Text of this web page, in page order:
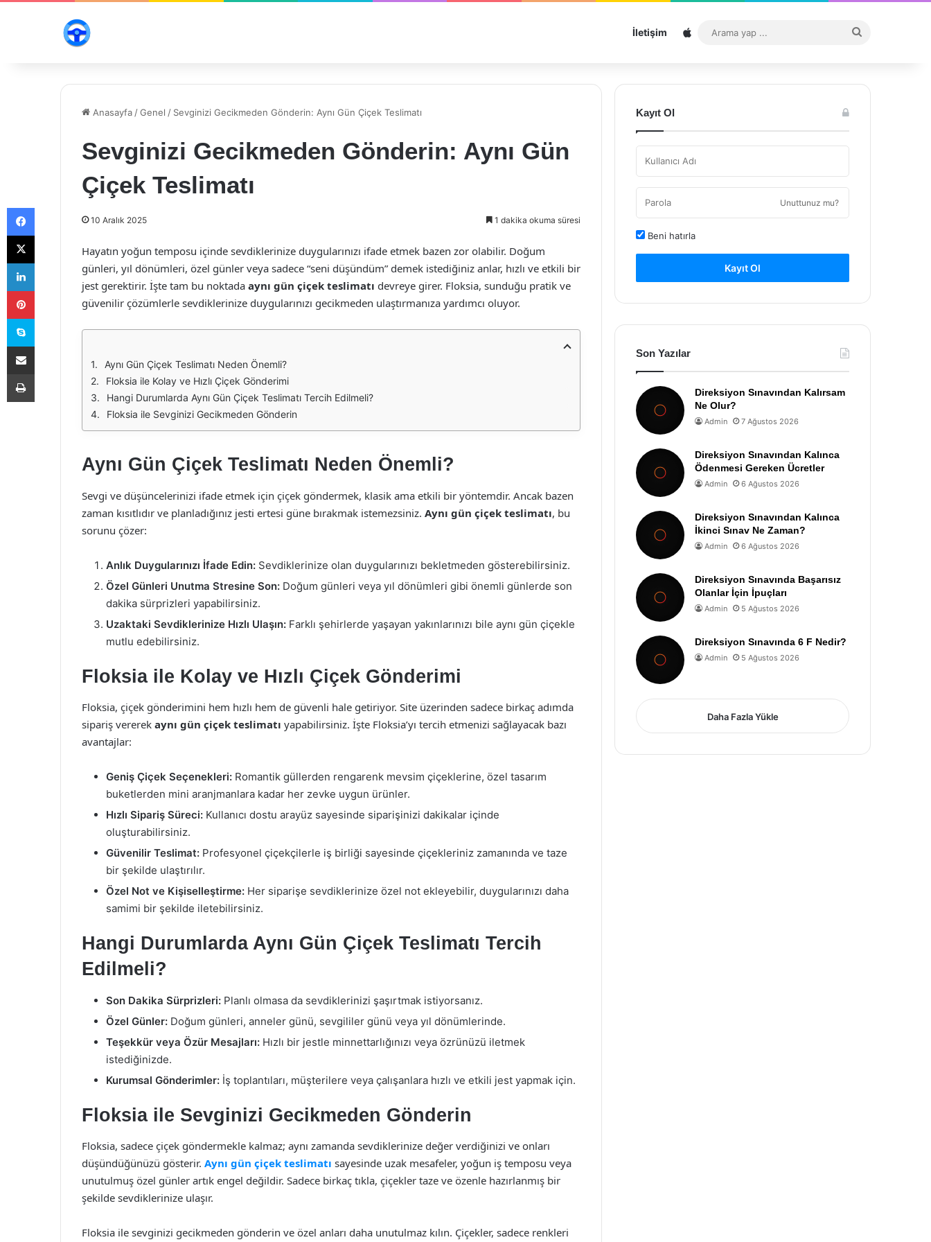
İletişim Sitemap
...
Anasayfa /Genel / Sevginizi Gecikmeden Gönderin: Aynı Gün Çiçek Teslimatı
Sevginizi Gecikmeden Gönderin: Aynı Gün
Çiçek Teslimatı
10 Aralık 2025 1 dakika okuma süresi
Hayatın yoğun temposu içinde sevdiklerinize duygularınızı ifade etmek bazen zor olabilir. Doğum
günleri, yıl dönümleri, özel günler veya sadece “seni düşündüm” demek istediğiniz anlar, hızlı ve etkili bir
jest gerektirir. İşte tam bu noktada aynı gün çiçek teslimatı devreye girer. Floksia, sunduğu pratik ve
güvenilir çözümlerle sevdiklerinize duygularınızı gecikmeden ulaştırmanıza yardımcı oluyor.
Aynı Gün Çiçek Teslimatı Neden Önemli?
Floksia ile Kolay ve Hızlı Çiçek Gönderimi
Hangi Durumlarda Aynı Gün Çiçek Teslimatı Tercih Edilmeli?
Floksia ile Sevginizi Gecikmeden Gönderin
Aynı Gün Çiçek Teslimatı Neden Önemli?
Sevgi ve düşüncelerinizi ifade etmek için çiçek göndermek, klasik ama etkili bir yöntemdir. Ancak bazen
zaman kısıtlıdır ve planladığınız jesti ertesi güne bırakmak istemezsiniz. Aynı gün çiçek teslimatı, bu
sorunu çözer:
Anlık Duygularınızı İfade Edin: Sevdiklerinize olan duygularınızı bekletmeden gösterebilirsiniz.
Özel Günleri Unutma Stresine Son: Doğum günleri veya yıl dönümleri gibi önemli günlerde son
dakika sürprizleri yapabilirsiniz.
Uzaktaki Sevdiklerinize Hızlı Ulaşın: Farklı şehirlerde yaşayan yakınlarınızı bile aynı gün çiçekle
mutlu edebilirsiniz.
Floksia ile Kolay ve Hızlı Çiçek Gönderimi
Floksia, çiçek gönderimini hem hızlı hem de güvenli hale getiriyor. Site üzerinden sadece birkaç adımda
sipariş vererek aynı gün çiçek teslimatı yapabilirsiniz. İşte Floksia’yı tercih etmenizi sağlayacak bazı
avantajlar:
Geniş Çiçek Seçenekleri: Romantik güllerden rengarenk mevsim çiçeklerine, özel tasarım
buketlerden mini aranjmanlara kadar her zevke uygun ürünler.
Hızlı Sipariş Süreci: Kullanıcı dostu arayüz sayesinde siparişinizi dakikalar içinde
oluşturabilirsiniz.
Güvenilir Teslimat: Profesyonel çiçekçilerle iş birliği sayesinde çiçekleriniz zamanında ve taze
bir şekilde ulaştırılır.
Özel Not ve Kişiselleştirme: Her siparişe sevdiklerinize özel not ekleyebilir, duygularınızı daha
samimi bir şekilde iletebilirsiniz.
Hangi Durumlarda Aynı Gün Çiçek Teslimatı Tercih
Edilmeli?
Son Dakika Sürprizleri: Planlı olmasa da sevdiklerinizi şaşırtmak istiyorsanız.
Özel Günler: Doğum günleri, anneler günü, sevgililer günü veya yıl dönümlerinde.
Teşekkür veya Özür Mesajları: Hızlı bir jestle minnettarlığınızı veya özrünüzü iletmek
istediğinizde.
Kurumsal Gönderimler: İş toplantıları, müşterilere veya çalışanlara hızlı ve etkili jest yapmak için.
Floksia ile Sevginizi Gecikmeden Gönderin
Floksia, sadece çiçek göndermekle kalmaz; aynı zamanda sevdiklerinize değer verdiğinizi ve onları
düşündüğünüzü gösterir. Aynı gün çiçek teslimatı sayesinde uzak mesafeler, yoğun iş temposu veya
unutulmuş özel günler artık engel değildir. Sadece birkaç tıkla, çiçekler taze ve özenle hazırlanmış bir
şekilde sevdiklerinize ulaşır.
Floksia ile sevginizi gecikmeden gönderin ve özel anları daha unutulmaz kılın. Çiçekler, sadece renkleri
Kayıt Ol
Unuttunuz mu?
Beni hatırla
Kayıt Ol
Son Yazılar
Direksiyon Sınavından Kalırsam
Ne Olur?
Admin 7 Ağustos 2026
Direksiyon Sınavından Kalınca
Ödenmesi Gereken Ücretler
Admin 6 Ağustos 2026
Direksiyon Sınavından Kalınca
İkinci Sınav Ne Zaman?
Admin 6 Ağustos 2026
Direksiyon Sınavında Başarısız
Olanlar İçin İpuçları
Admin 5 Ağustos 2026
Direksiyon Sınavında 6 F Nedir?
Admin 5 Ağustos 2026
Daha Fazla Yükle
Facebook
X
LinkedIn
Pinterest
Skype
E-Posta ile paylaş